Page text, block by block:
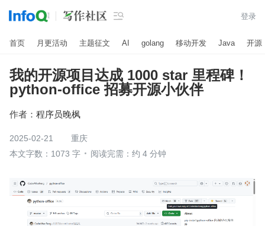
 登录
首页 月更活动 主题征文 AI golang 移动开发 Java 开源
我的开源项目达成 1000 star 里程碑！
python-office 招募开源小伙伴
作者： 程序员晚枫
2025-02-21
重庆
本文字数：1073 字
阅读完需：约 4 分钟